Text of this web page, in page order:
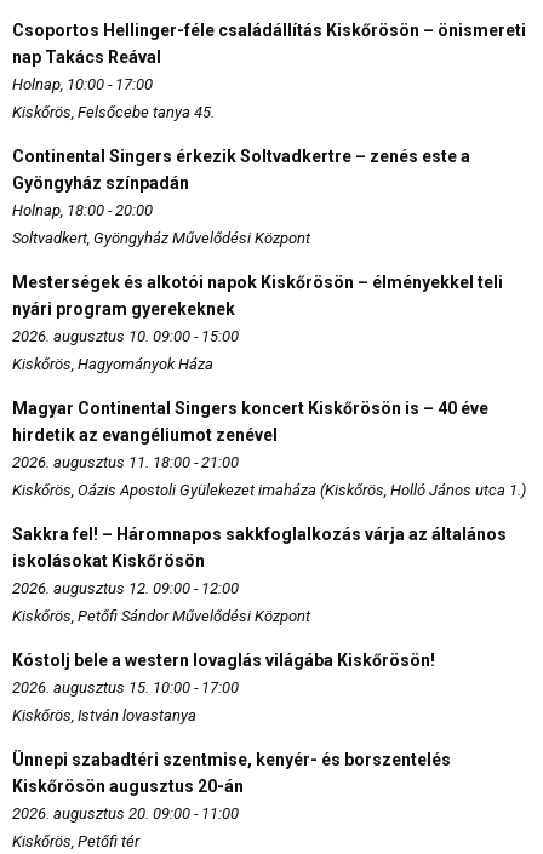
Csoportos Hellinger-féle családállítás Kiskőrösön – önismereti
nap Takács Reával
Holnap, 10:00 - 17:00
Kiskőrös, Felsőcebe tanya 45.
Continental Singers érkezik Soltvadkertre – zenés este a
Gyöngyház színpadán
Holnap, 18:00 - 20:00
Soltvadkert, Gyöngyház Művelődési Központ
Mesterségek és alkotói napok Kiskőrösön – élményekkel teli
nyári program gyerekeknek
2026. augusztus 10. 09:00 - 15:00
Kiskőrös, Hagyományok Háza
Magyar Continental Singers koncert Kiskőrösön is – 40 éve
hirdetik az evangéliumot zenével
2026. augusztus 11. 18:00 - 21:00
Kiskőrös, Oázis Apostoli Gyülekezet imaháza (Kiskőrös, Holló János utca 1.)
Sakkra fel! – Háromnapos sakkfoglalkozás várja az általános
iskolásokat Kiskőrösön
2026. augusztus 12. 09:00 - 12:00
Kiskőrös, Petőfi Sándor Művelődési Központ
Kóstolj bele a western lovaglás világába Kiskőrösön!
2026. augusztus 15. 10:00 - 17:00
Kiskőrös, István lovastanya
Ünnepi szabadtéri szentmise, kenyér- és borszentelés
Kiskőrösön augusztus 20-án
2026. augusztus 20. 09:00 - 11:00
Kiskőrös, Petőfi tér